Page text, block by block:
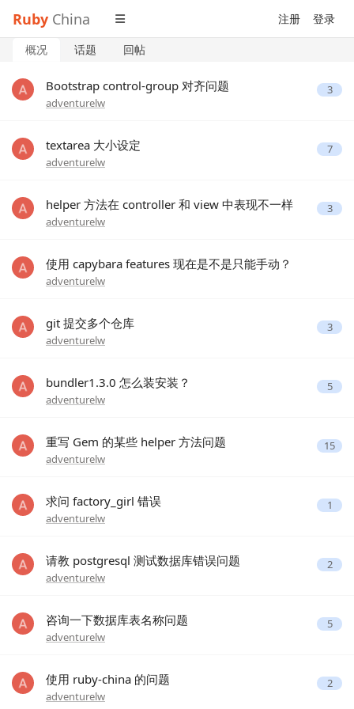
Ruby China 注册 登录
概况 话题 回帖
Bootstrap control-group 对齐问题
adventurelw
3
textarea 大小设定
adventurelw
7
helper 方法在 controller 和 view 中表现不一样
adventurelw
3
使用 capybara features 现在是不是只能手动？
adventurelw
git 提交多个仓库
adventurelw
3
bundler1.3.0 怎么装安装？
adventurelw
5
重写 Gem 的某些 helper 方法问题
adventurelw
15
求问 factory_girl 错误
adventurelw
1
请教 postgresql 测试数据库错误问题
adventurelw
2
咨询一下数据库表名称问题
adventurelw
5
使用 ruby-china 的问题
adventurelw
2